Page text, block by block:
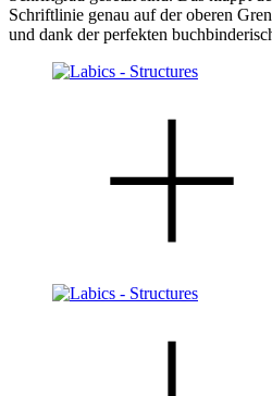
Schriftlinie genau auf der oberen
und dank der perfekten